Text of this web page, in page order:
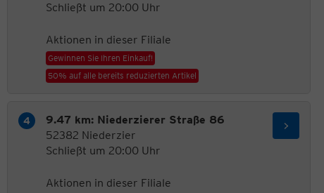
Schließt um 20:00 Uhr
Aktionen in dieser Filiale
Gewinnen Sie Ihren Einkauf!
50% auf alle bereits reduzierten Artikel
9.47 km: Niederzierer Straße 86
52382 Niederzier
Schließt um 20:00 Uhr
Aktionen in dieser Filiale